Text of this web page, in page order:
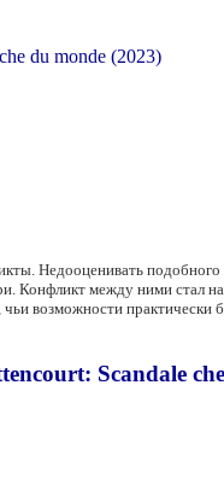
Недооценивать
Конфликт между ними стал
возможности практически
Scandale